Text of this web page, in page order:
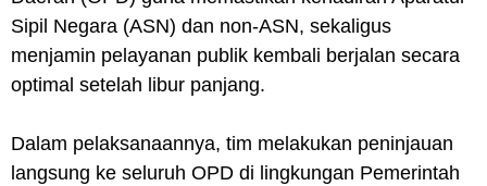
Sipil Negara (ASN) dan non-ASN, sekaligus
menjamin pelayanan publik kembali berjalan secara
optimal setelah libur panjang.
Dalam pelaksanaannya, tim melakukan peninjauan
langsung ke seluruh OPD di lingkungan Pemerintah